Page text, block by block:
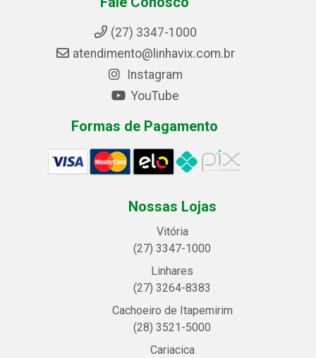
(27) 3347-1000
atendimento@linhavix.com.br
Instagram
YouTube
Formas de Pagamento
Nossas Lojas
Vitória
(27) 3347-1000
Linhares
(27) 3264-8383
Cachoeiro de Itapemirim
(28) 3521-5000
Cariacica